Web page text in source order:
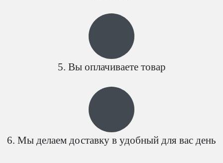
Вы оплачиваете товар
Мы делаем доставку в удобный для вас день